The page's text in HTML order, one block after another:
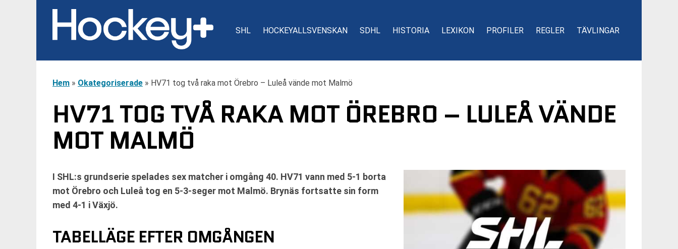
SHL HOCKEYALLSVENSKAN SDHL HISTORIA LEXIKON PROFILER REGLER TÄVLINGAR
Hem » Okategoriserade » HV71 tog två raka mot Örebro – Luleå vände mot Malmö
HV71 TOG TVÅ RAKA MOT ÖREBRO – LULEÅ VÄNDE
MOT MALMÖ
I SHL:s grundserie spelades sex matcher i omgång 40. HV71 vann med 5-1 borta
mot Örebro och Luleå tog en 5-3-seger mot Malmö. Brynäs fortsatte sin form
med 4-1 i Växjö.
TABELLÄGE EFTER OMGÅNGEN